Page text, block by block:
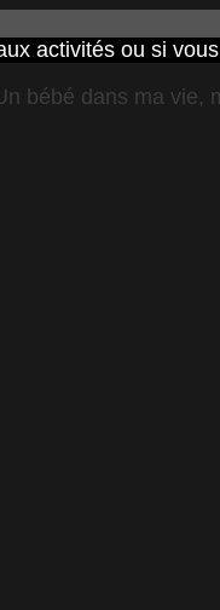
activités ou si
bébé dans ma vie,